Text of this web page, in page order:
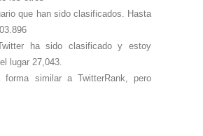
que han sido clasificados. Hasta
ha sido clasificado y estoy
lugar 27,043.
forma similar a TwitterRank, pero